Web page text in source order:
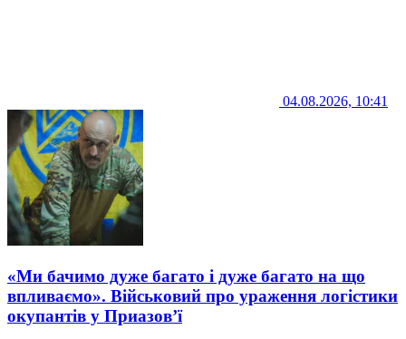
04.08.2026, 10:41
«Ми бачимо дуже багато і дуже багато на що
впливаємо». Військовий про ураження логістики
окупантів у Приазов’ї